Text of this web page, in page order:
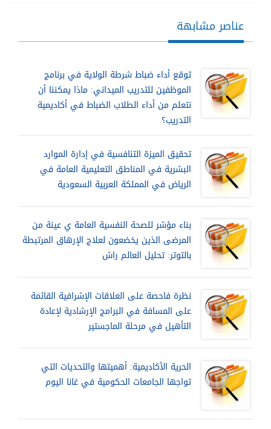
عناصر مشابهة
توقع أداء ضباط شرطة الولاية في برنامج
الموظفين للتدريب الميداني: ماذا يمكننا أن
نتعلم من أداء الطلاب الضباط في أكاديمية
التدريب؟
تحقيق الميزة التنافسية في إدارة الموارد
البشرية في المناطق التعليمية العامة في
الرياض في المملكة العربية السعودية
بناء مؤشر للصحة النفسية العامة ي عينة من
المرضى الذين يخضعون لعلاج الإرهاق المرتبطة
بالتوتر: تحليل العالم راش
نظرة فاحصة على العلاقات الإشرافية القائمة
على المسافة في البرامج الإرشادية لإعادة
التأهيل في مرحلة الماجستير
الحرية الأكاديمية: أهميتها والتحديات التي
تواجها الجامعات الحكومية في غانا اليوم